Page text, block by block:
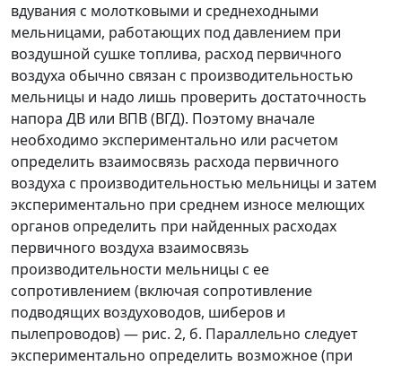
вдувания с молотковыми и среднеходными
мельницами, работающих под давлением при
воздушной сушке топлива, расход первичного
воздуха обычно связан с производительностью
мельницы и надо лишь проверить достаточность
напора ДВ или ВПВ (ВГД). Поэтому вначале
необходимо экспериментально или расчетом
определить взаимосвязь расхода первичного
воздуха с производительностью мельницы и затем
экспериментально при среднем износе мелющих
органов определить при найденных расходах
первичного воздуха взаимосвязь
производительности мельницы с ее
сопротивлением (включая сопротивление
подводящих воздуховодов, шиберов и
пылепроводов)— рис. 2, б. Параллельно следует
экспериментально определить возможное (при